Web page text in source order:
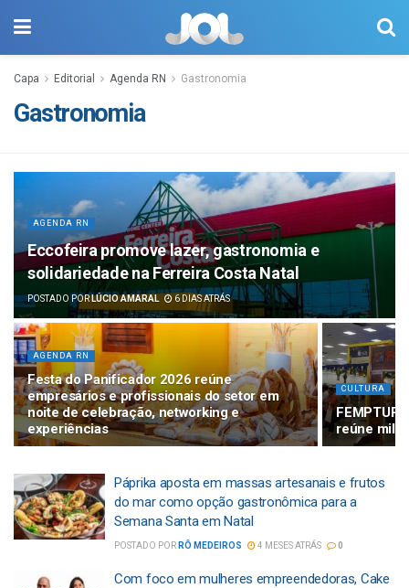
Capa Editorial Agenda RN Gastronomia
Gastronomia
AGENDA RN
Eccofeira promove lazer, gastronomia e
solidariedade na Ferreira Costa Natal
POSTADO PORLÚCIO AMARAL 6 DIAS ATRÁS
AGENDA RN
Festa do Panificador 2026 reúne
empresários e profissionais do setor em
noite de celebração, networking e
experiências
CULTURA
FEMPTUR
reúne
Páprika aposta em massas artesanais e frutos
do mar como opção gastronômica para a
Semana Santa em Natal
POSTADO POR RÔ MEDEIROS 4 MESES ATRÁS 0
Com foco em mulheres empreendedoras, Cake